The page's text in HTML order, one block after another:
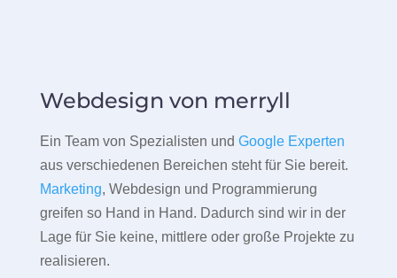
Webdesign von merryll
Ein Team von Spezialisten und Google Experten
aus verschiedenen Bereichen steht für Sie bereit.
Marketing, Webdesign und Programmierung
greifen so Hand in Hand. Dadurch sind wir in der
Lage für Sie keine, mittlere oder große Projekte zu
realisieren.